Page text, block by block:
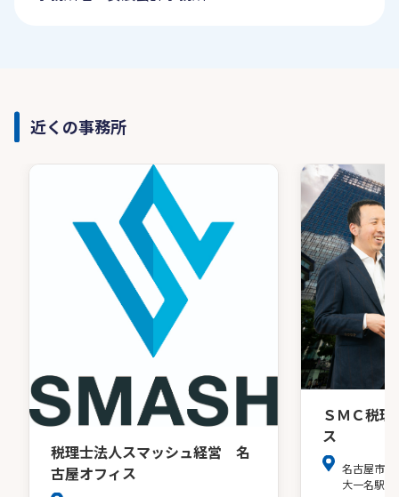
近くの事務所
税理士法人スマッシュ経営 名
古屋オフィス
ＳＭＣ税
ス
名古屋市中
大一名駅ビ